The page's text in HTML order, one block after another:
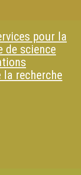
pour la
de science
recherche